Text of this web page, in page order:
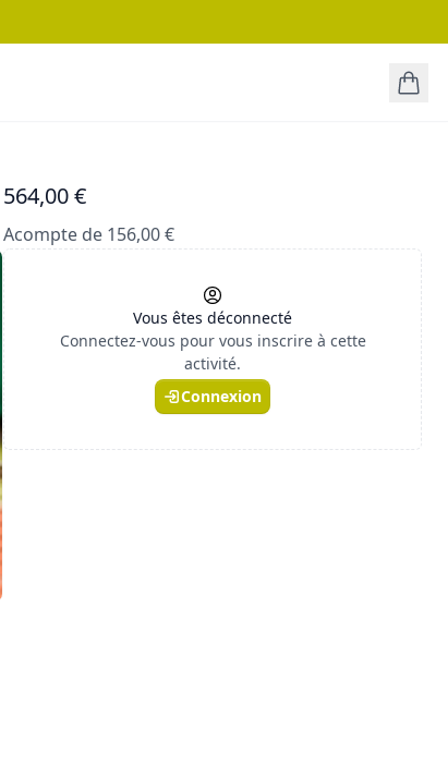
564,00 €
Acompte de 156,00 €
Vous êtes déconnecté
Connectez-vous pour vous inscrire à cette
activité.
Connexion